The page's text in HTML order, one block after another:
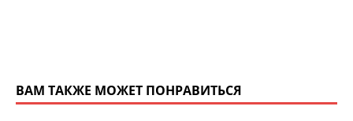
ВАМ ТАКЖЕ МОЖЕТ ПОНРАВИТЬСЯ